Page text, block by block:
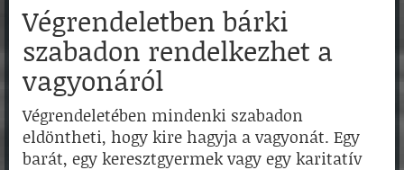
Végrendeletben bárki
szabadon rendelkezhet a
vagyonáról
Végrendeletében mindenki szabadon
eldöntheti, hogy kire hagyja a vagyonát. Egy
barát, egy keresztgyermek vagy egy karitatív